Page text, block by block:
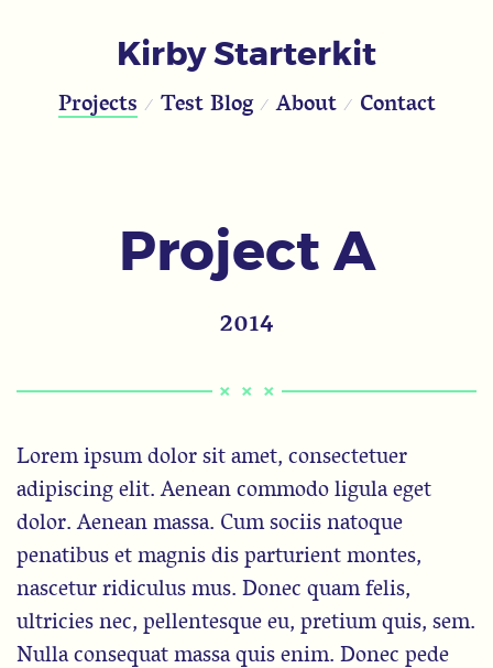
Kirby Starterkit
Projects Test Blog About Contact
Project A
2014
Lorem ipsum dolor sit amet, consectetuer
adipiscing elit. Aenean commodo ligula eget
dolor. Aenean massa. Cum sociis natoque
penatibus et magnis dis parturient montes,
nascetur ridiculus mus. Donec quam felis,
ultricies nec, pellentesque eu, pretium quis, sem.
Nulla consequat massa quis enim. Donec pede